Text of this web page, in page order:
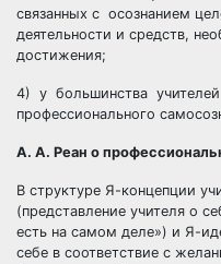
связанных с осознанием
деятельности и средств,
достижения;
4) у большинства
профессионального
А. А. Реан о
В структуре Я-концепции
(представление учителя о
есть на самом деле») и Я-
себе в соответствие с